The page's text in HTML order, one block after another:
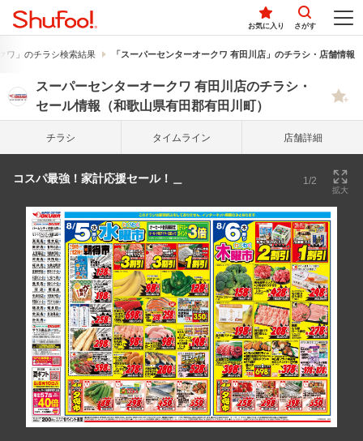
お気に入り さがす
ワ」のチラシ検索結果 「スーパーセンターオークワ 有田川店」のチラシ・店舗情報
スーパーセンターオークワ 有田川店のチラシ・
セール情報（和歌山県有田郡有田川町）
チラシ タイム ライン 店舗詳細
コスパ最強！家計応援セール！＿ 1/2
拡大